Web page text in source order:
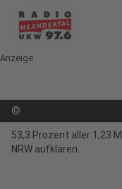
Anzeige
©
53,3 Prozent aller 1,23
NRW aufklären.